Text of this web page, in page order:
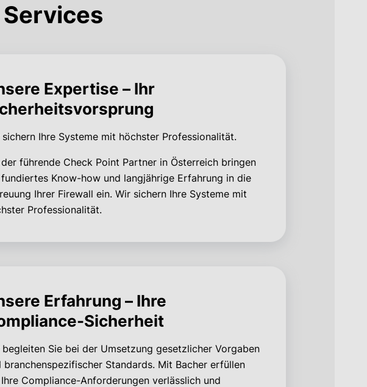
Expertise – Ihr
sichern Ihre Systeme mit höchster Professionalität.
führende Check Point Partner in Österreich bringen
Know-how und langjährige Erfahrung in die
Ihrer Firewall ein. Wir sichern Ihre Systeme mit
Professionalität.
Erfahrung – Ihre
Sicherheit
begleiten Sie bei der Umsetzung gesetzlicher Vorgaben
branchenspezifischer Standards. Mit Bacher erfüllen
Ihre Compliance-Anforderungen verlässlich und